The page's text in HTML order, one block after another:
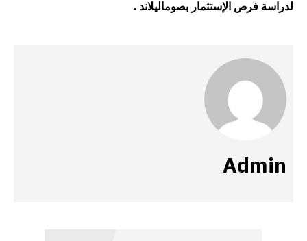
لدراسة فرص الإستثمار بصوماليلاند .
Admin